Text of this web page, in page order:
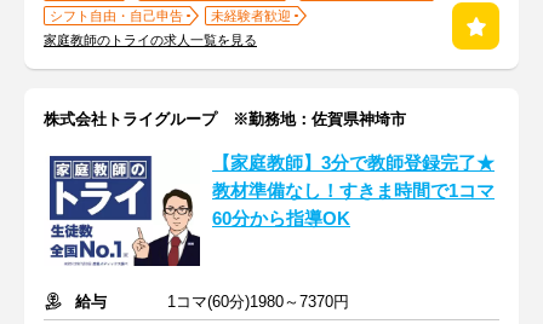
シフト自由・自己申告
未経験者歓迎
家庭教師のトライの求人一覧を見る
株式会社トライグループ ※勤務地：佐賀県神埼市
【家庭教師】3分で教師登録完了★
教材準備なし！すきま時間で1コマ
60分から指導OK
給与
1コマ(60分)1980～7370円